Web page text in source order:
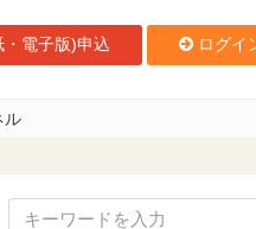
・電子版)申込 ログイ
ル